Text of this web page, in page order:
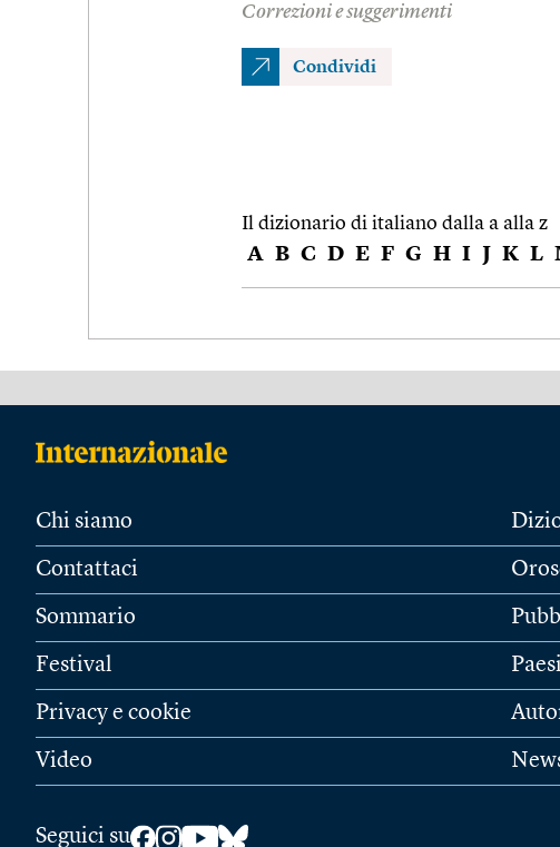
Correzioni e suggerimenti
Condividi
Il dizionario di italiano dalla a alla z
A B C D E F G H I J K L
Chi siamo
Contattaci
Sommario
Festival
Privacy e cookie
Video
Paesi
Seguici su